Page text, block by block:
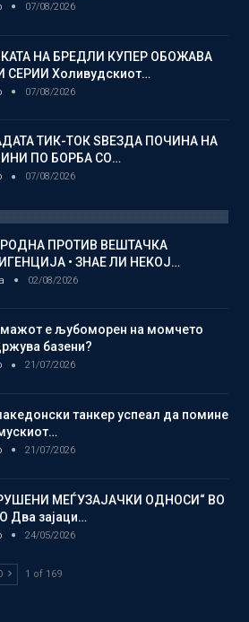
07/08/2026
НА БРЕДЛИ КУПЕР ОБОЖАВА
СЕРИИ Холивудскиот…
07/08/2026
ТИК-ТОК ЅВЕЗДА ПОЧИНА НА
ПО БОРБА СО…
07/08/2026
ПРОТИВ ВЕШТАЧКА
• ЗНАЕ ЛИ НЕКОЈ…
02/08/2026
е љубоморен на момчето
базени?
21/07/2026
танкер успеал да помине
21/07/2026
МЕЃУЗАЈАЧКИ ОДНОСИ“ ВО
Два зајаци…
24/05/2026
1 of 169